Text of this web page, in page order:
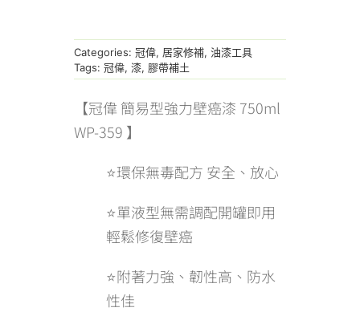
Categories:冠偉, 居家修補,油漆工具
Tags:冠偉,漆, 膠帶補土
【冠偉 簡易型強力壁癌漆 750ml
WP-359 】
⭐環保無毒配方 安全、放心
⭐單液型無需調配開罐即用
輕鬆修復壁癌
⭐附著力強、韌性高、防水
性佳